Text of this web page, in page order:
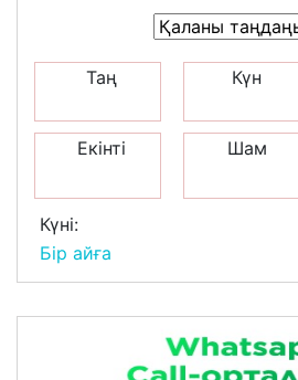
Таң Күн
Екінті Шам
Күні:
Бір айға